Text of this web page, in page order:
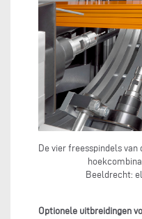
De vier freesspindels van
Beeldrecht:
Optionele uitbreidingen